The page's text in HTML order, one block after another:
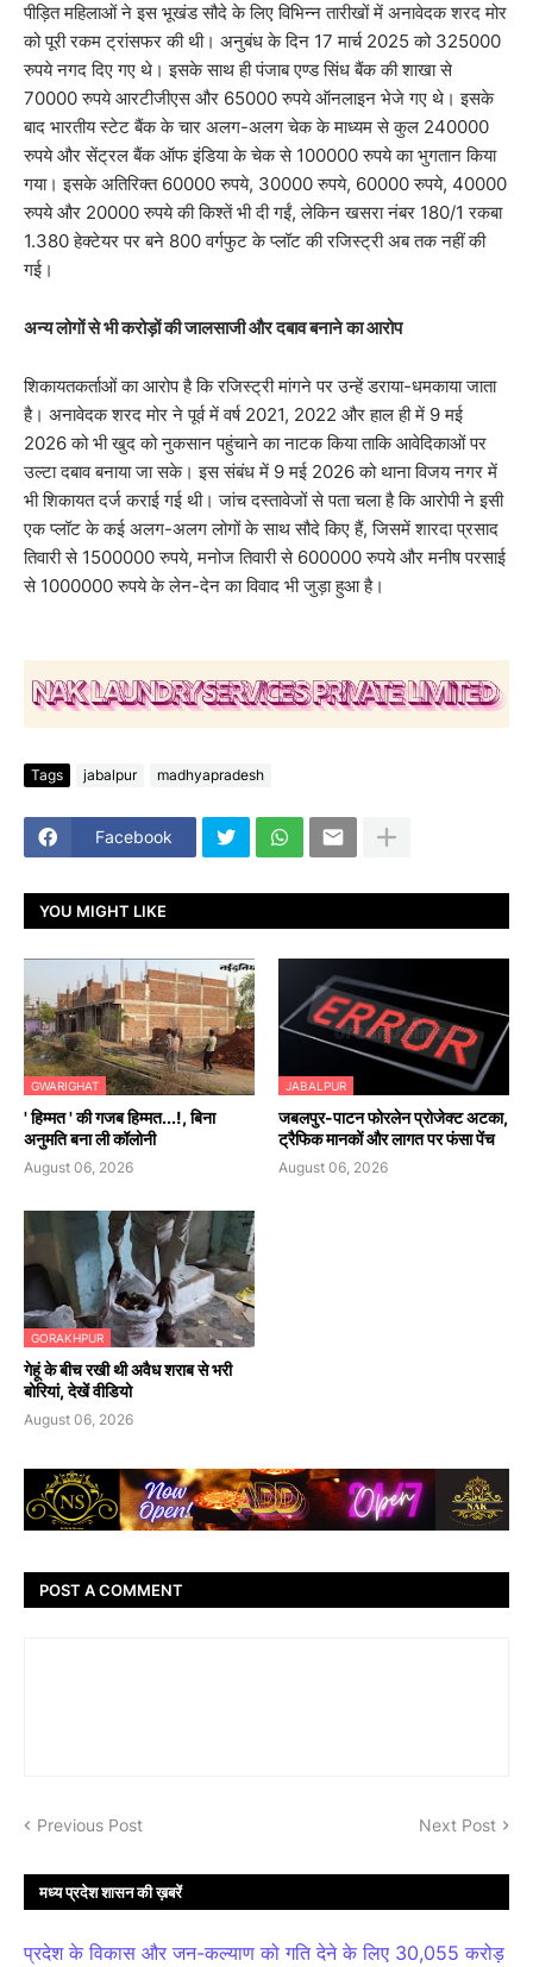
पीड़ित महिलाओं ने इस भूखंड सौदे के लिए विभिन्न तारीखों में अनावेदक शरद मोर
को पूरी रकम ट्रांसफर की थी। अनुबंध के दिन 17 मार्च 2025 को 325000
रुपये नगद दिए गए थे। इसके साथ ही पंजाब एण्ड सिंध बैंक की शाखा से
70000 रुपये आरटीजीएस और 65000 रुपये ऑनलाइन भेजे गए थे। इसके
बाद भारतीय स्टेट बैंक के चार अलग-अलग चेक के माध्यम से कुल 240000
रुपये और सेंट्रल बैंक ऑफ इंडिया के चेक से 100000 रुपये का भुगतान किया
गया। इसके अतिरिक्त 60000 रुपये, 30000 रुपये, 60000 रुपये, 40000
रुपये और 20000 रुपये की किश्तें भी दी गईं, लेकिन खसरा नंबर 180/1 रकबा
1.380 हेक्टेयर पर बने 800 वर्गफुट के प्लॉट की रजिस्ट्री अब तक नहीं की
गई।
अन्य लोगों से भी करोड़ों की जालसाजी और दबाव बनाने का आरोप
शिकायतकर्ताओं का आरोप है कि रजिस्ट्री मांगने पर उन्हें डराया-धमकाया जाता
है। अनावेदक शरद मोर ने पूर्व में वर्ष 2021, 2022 और हाल ही में 9 मई
2026 को भी खुद को नुकसान पहुंचाने का नाटक किया ताकि आवेदिकाओं पर
उल्टा दबाव बनाया जा सके। इस संबंध में 9 मई 2026 को थाना विजय नगर में
भी शिकायत दर्ज कराई गई थी। जांच दस्तावेजों से पता चला है कि आरोपी ने इसी
एक प्लॉट के कई अलग-अलग लोगों के साथ सौदे किए हैं, जिसमें शारदा प्रसाद
तिवारी से 1500000 रुपये, मनोज तिवारी से 600000 रुपये और मनीष परसाई
से 1000000 रुपये के लेन-देन का विवाद भी जुड़ा हुआ है।
Tags jabalpur madhyapradesh
Facebook
YOU MIGHT LIKE
GWARIGHAT
' हिम्मत ' की गजब हिम्मत...!, बिना
अनुमति बना ली कॉलोनी
August 06, 2026
JABALPUR
जबलपुर-पाटन फोरलेन प्रोजेक्ट अटका,
ट्रैफिक मानकों और लागत पर फंसा पेंच
August 06, 2026
GORAKHPUR
गेहूं के बीच रखी थी अवैध शराब से भरी
बोरियां, देखें वीडियो
August 06, 2026
POST A COMMENT
Previous Post Next Post
मध्य प्रदेश शासन की ख़बरें
प्रदेश के विकास और जन-कल्याण को गति देने के लिए 30,055 करोड़